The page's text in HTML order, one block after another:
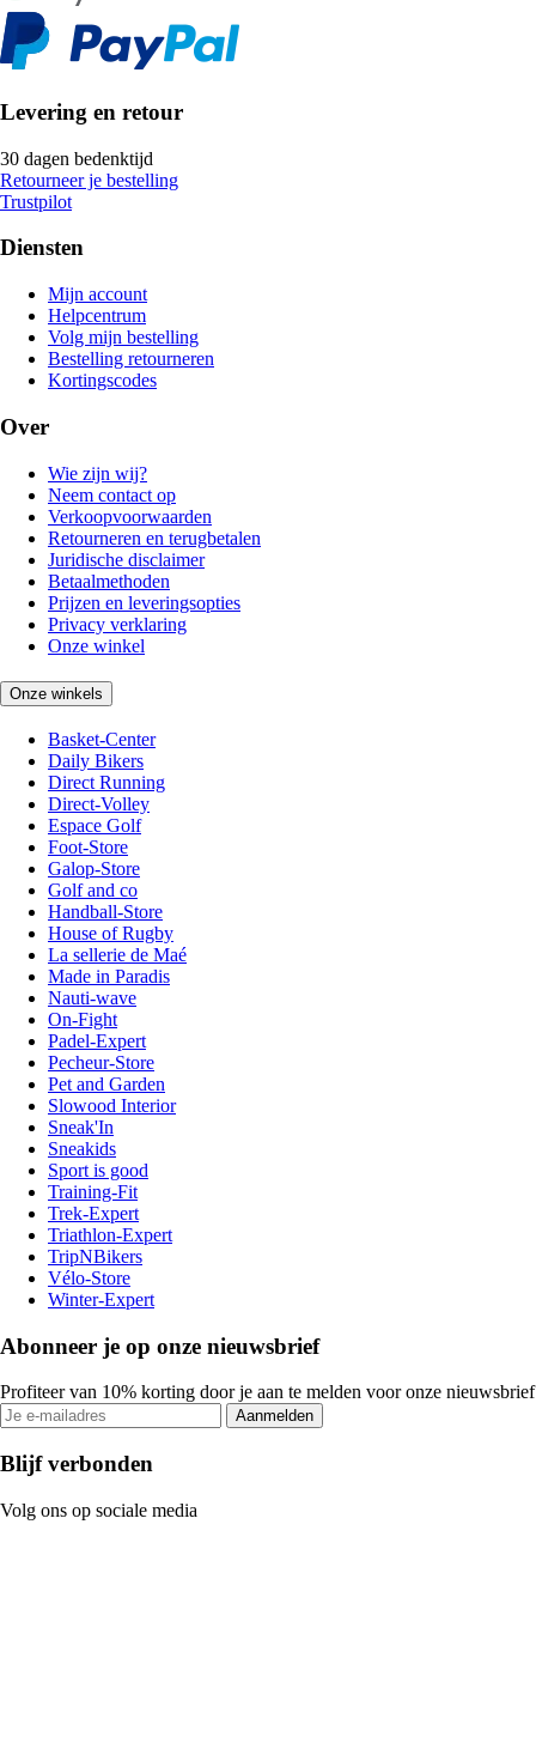
Levering en retour
30 dagen bedenktijd
Retourneer je bestelling
Trustpilot
Diensten
Mijn account
Helpcentrum
Volg mijn bestelling
Bestelling retourneren
Kortingscodes
Over
Wie zijn wij?
Neem contact op
Verkoopvoorwaarden
Retourneren en terugbetalen
Juridische disclaimer
Betaalmethoden
Prijzen en leveringsopties
Privacy verklaring
Onze winkel
Onze winkels
Basket-Center
Daily Bikers
Direct Running
Direct-Volley
Espace Golf
Foot-Store
Galop-Store
Golf and co
Handball-Store
House of Rugby
La sellerie de Maé
Made in Paradis
Nauti-wave
On-Fight
Padel-Expert
Pecheur-Store
Pet and Garden
Slowood Interior
Sneak'In
Sneakids
Sport is good
Training-Fit
Trek-Expert
Triathlon-Expert
TripNBikers
Vélo-Store
Winter-Expert
Abonneer je op onze nieuwsbrief
Profiteer van 10% korting door je aan te melden voor onze nieuwsbrief
Aanmelden
Blijf verbonden
Volg ons op sociale media